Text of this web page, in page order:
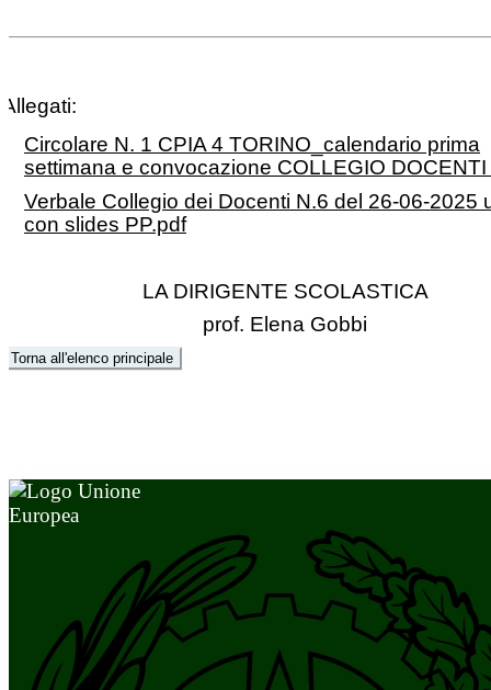
Allegati:
Circolare N. 1 CPIA 4 TORINO_calendario prima
settimana e convocazione COLLEGIO DOCENTI
Verbale Collegio dei Docenti N.6 del 26-06-2025
con slides PP.pdf
LA DIRIGENTE SCOLASTICA
prof. Elena Gobbi
Torna all'elenco principale